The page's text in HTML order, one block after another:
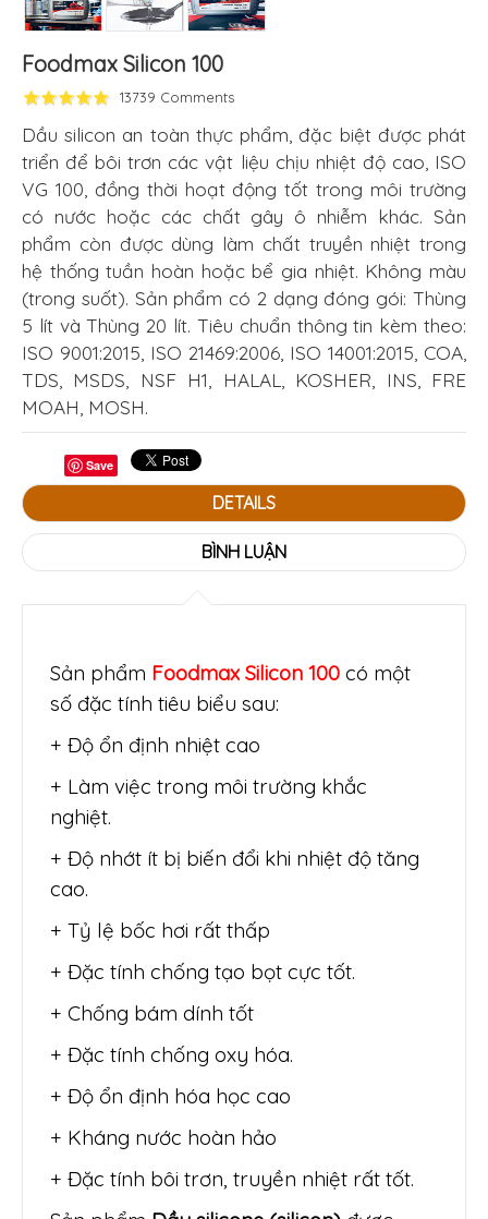
Foodmax Silicon 100
13739 Comments
Dầu silicon an toàn thực phẩm, đặc biệt được phát
triển để bôi trơn các vật liệu chịu nhiệt độ cao, ISO
VG 100, đồng thời hoạt động tốt trong môi trường
có nước hoặc các chất gây ô nhiễm khác. Sản
phẩm còn được dùng làm chất truyền nhiệt trong
hệ thống tuần hoàn hoặc bể gia nhiệt. Không màu
(trong suốt). Sản phẩm có 2 dạng đóng gói: Thùng
5 lít và Thùng 20 lít. Tiêu chuẩn thông tin kèm theo:
ISO 9001:2015, ISO 21469:2006, ISO 14001:2015, COA,
TDS, MSDS, NSF H1, HALAL, KOSHER, INS, FRE
MOAH, MOSH.
Save
DETAILS
BÌNH LUẬN
Sản phẩm Foodmax Silicon 100 có một
số đặc tính tiêu biểu sau:
+ Độ ổn định nhiệt cao
+ Làm việc trong môi trường khắc
nghiệt.
+ Độ nhớt ít bị biến đổi khi nhiệt độ tăng
cao.
+ Tỷ lệ bốc hơi rất thấp
+ Đặc tính chống tạo bọt cực tốt.
+ Chống bám dính tốt
+ Đặc tính chống oxy hóa.
+ Độ ổn định hóa học cao
+ Kháng nước hoàn hảo
+ Đặc tính bôi trơn, truyền nhiệt rất tốt.